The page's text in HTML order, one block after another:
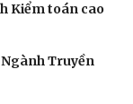
Kiểm toán cao
Truyền